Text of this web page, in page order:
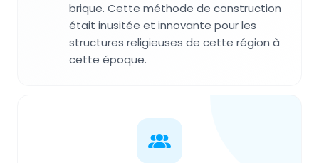
brique. Cette méthode de construction
était inusitée et innovante pour les
structures religieuses de cette région à
cette époque.